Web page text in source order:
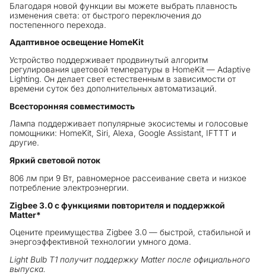
Благодаря новой функции вы можете выбрать плавность
изменения света: от быстрого переключения до
постепенного перехода.
Адаптивное освещение HomeKit
Устройство поддерживает продвинутый алгоритм
регулирования цветовой температуры в HomeKit — Adaptive
Lighting. Он делает свет естественным в зависимости от
времени суток без дополнительных автоматизаций.
Всесторонняя совместимость
Лампа поддерживает популярные экосистемы и голосовые
помощники: HomeKit, Siri, Alexa, Google Assistant, IFTTT и
другие.
Яркий световой поток
806 лм при 9 Вт, равномерное рассеивание света и низкое
потребление электроэнергии.
Zigbee 3.0 с функциями повторителя и поддержкой
Matter*
Оцените преимущества Zigbee 3.0 — быстрой, стабильной и
энергоэффективной технологии умного дома.
Light Bulb T1 получит поддержку Matter после официального
выпуска.